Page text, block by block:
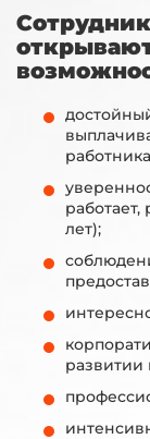
работает,
лет);
развитии